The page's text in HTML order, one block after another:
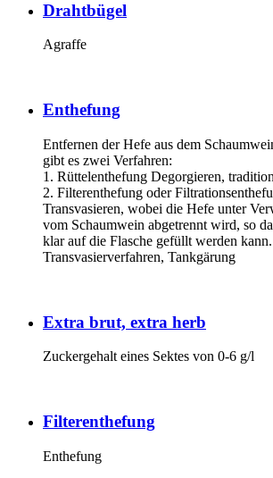
Drahtbügel
Agraffe
Enthefung
Entfernen der Hefe aus dem
gibt es zwei Verfahren:
1. Rüttelenthefung Degorgieren,
2. Filterenthefung oder
Transvasieren, wobei die Hefe unter
vom Schaumwein abgetrennt wird, so
klar auf die Flasche gefüllt werden
Transvasierverfahren, Tankgärung
Extra brut, extra herb
Zuckergehalt eines Sektes von 0-6 g/l
Filterenthefung
Enthefung